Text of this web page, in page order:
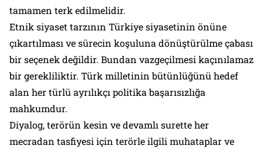
tamamen terk edilmelidir.
Etnik siyaset tarzının Türkiye siyasetinin önüne
çıkartılması ve sürecin koşuluna dönüştürülme çabası
bir seçenek değildir. Bundan vazgeçilmesi kaçınılamaz
bir gerekliliktir. Türk milletinin bütünlüğünü hedef
alan her türlü ayrılıkçı politika başarısızlığa
mahkumdur.
Diyalog, terörün kesin ve devamlı surette her
mecradan tasfiyesi için terörle ilgili muhataplar ve